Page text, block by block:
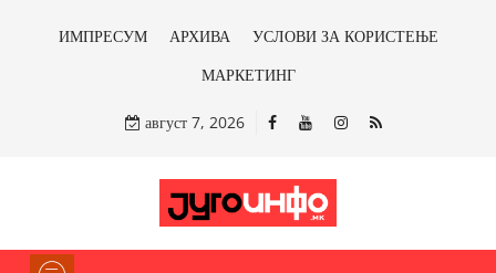
ИМПРЕСУМ АРХИВА
УСЛОВИ ЗА КОРИСТЕЊЕ
МАРКЕТИНГ
август 7, 2026